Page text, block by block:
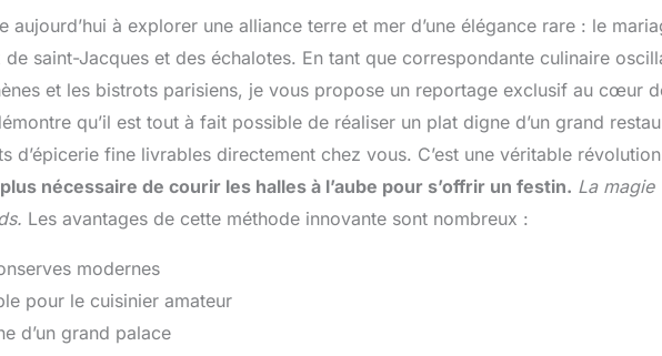
aujourd’hui à explorer une alliance terre et mer d’une élégance rare : le
saint-Jacques et des échalotes. En tant que correspondante culinaire
et les bistrots parisiens, je vous propose un reportage exclusif au cœur
qu’il est tout à fait possible de réaliser un plat digne d’un grand
d’épicerie fine livrables directement chez vous. C’est une véritable révolution
plus nécessaire de courir les halles à l’aube pour s’offrir un festin. La magie
Les avantages de cette méthode innovante sont nombreux :
modernes
pour le cuisinier amateur
d’un grand palace